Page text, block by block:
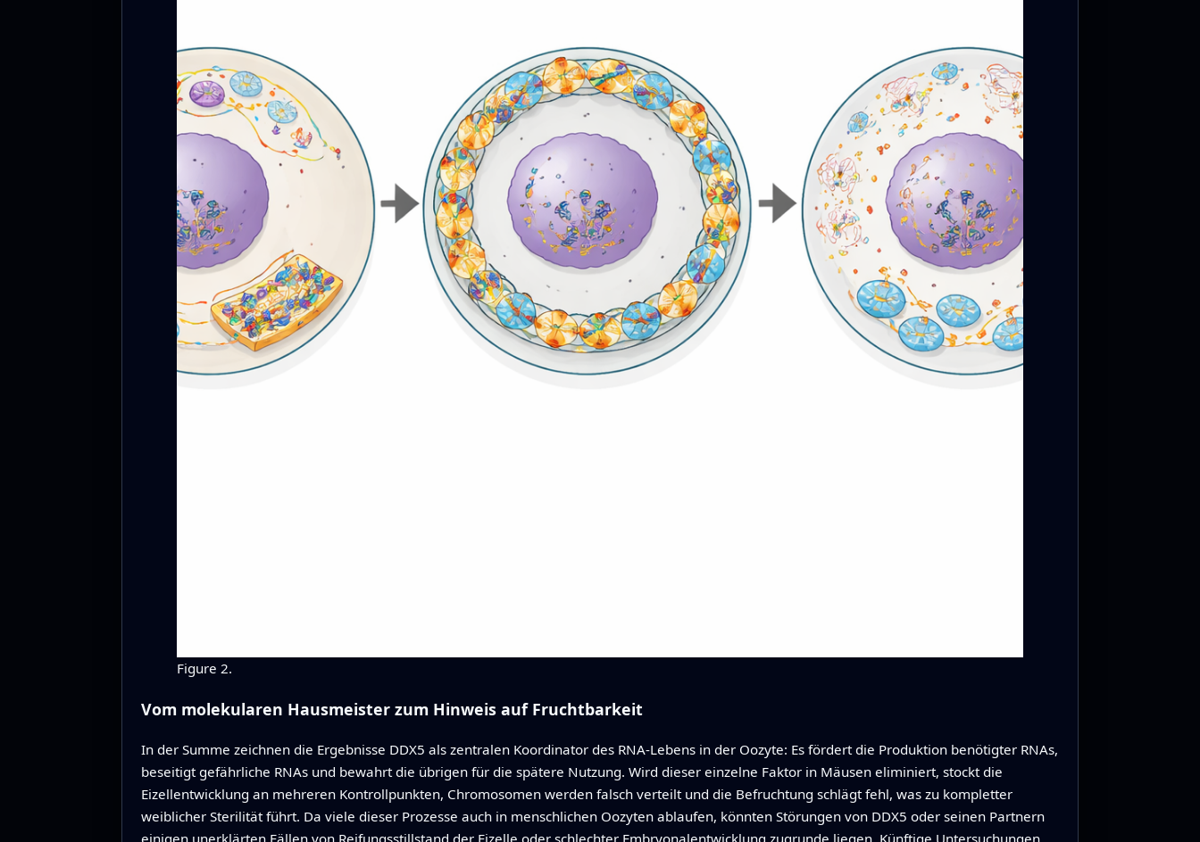
Figure 2.
Vom molekularen Hausmeister zum Hinweis auf Fruchtbarkeit
In der Summe zeichnen die Ergebnisse DDX5 als zentralen Koordinator des RNA‑Lebens in der Oozyte: Es fördert die Produktion benötigter RNAs,
beseitigt gefährliche RNAs und bewahrt die übrigen für die spätere Nutzung. Wird dieser einzelne Faktor in Mäusen eliminiert, stockt die
Eizellentwicklung an mehreren Kontrollpunkten, Chromosomen werden falsch verteilt und die Befruchtung schlägt fehl, was zu kompletter
weiblicher Sterilität führt. Da viele dieser Prozesse auch in menschlichen Oozyten ablaufen, könnten Störungen von DDX5 oder seinen Partnern
einigen unerklärten Fällen von Reifungsstillstand der Eizelle oder schlechter Embryonalentwicklung zugrunde liegen. Künftige Untersuchungen